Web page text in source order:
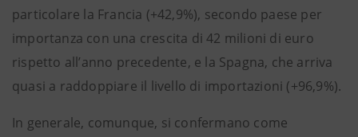
particolare la Francia (+42,9%), secondo paese per
importanza con una crescita di 42 milioni di euro
rispetto all’anno precedente, e la Spagna, che arriva
quasi a raddoppiare il livello di importazioni (+96,9%).
In generale, comunque, si confermano come